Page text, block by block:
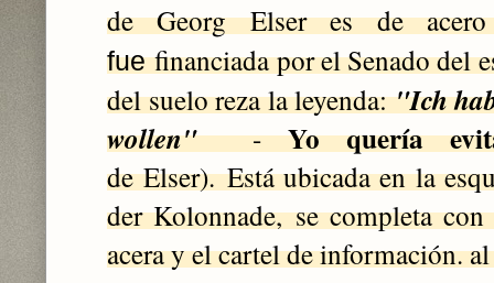
de Georg Elser es de
fuefinanciada por el Senado del
del suelo reza la leyenda:"Ich
wollen"-Yo quería
de Elser).Está ubicada en la
der Kolonnade,se completa
acera y el cartel de información.